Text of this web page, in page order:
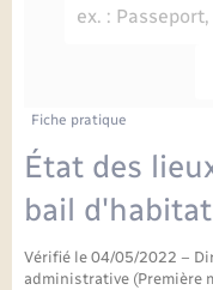
Projet nouveau
Articles de presse
Avancement des
Etat-civil -
Parrainage civil
Loisirs
Nouvel habitant
Transports
Travaux -
Comptes rendus
Délibérations du
Comptes rendus
Arrêtés
Budget
Actualités
Mariage/PACS –
Publications
Formations -
INFOS
Fiche pratique
État des
bail
Vérifié le 04/05/2022 –
administrative (Première